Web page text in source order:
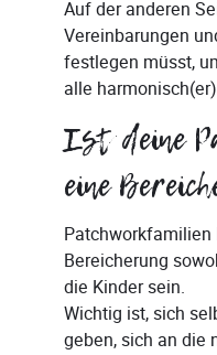
Auf der anderen
Vereinbarungen
festlegen müsst,
alle
Ist deine
eine
Patchworkfamilien
Bereicherung
die Kinder sein.
Wichtig ist, sich
geben, sich an die